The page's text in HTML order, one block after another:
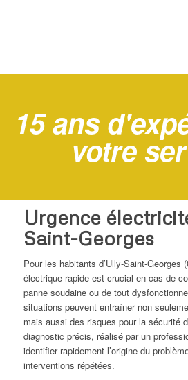
15 ans
votre
Urgence
Saint-Georges
Pour les habitants d’Ully-Saint-Georges
électrique rapide est crucial en cas de
panne soudaine ou de tout
situations peuvent entraîner non
mais aussi des risques pour la sécurité
diagnostic précis, réalisé par un
identifier rapidement l’origine du
interventions répétées.